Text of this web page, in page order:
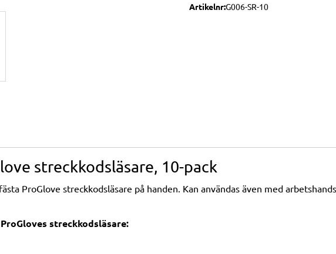
ArtikelnrG006-SR-10
streckkodsläsare, 10-pack
ProGlove streckkodsläsare på handen. Kan användas även med
streckkodsläsare: